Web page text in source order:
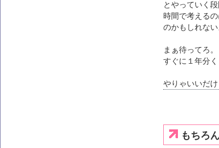
とやっていく
時間で考える
のかもしれな
まぁ待ってろ。
すぐに１年分
やりゃいいだ
もちろ